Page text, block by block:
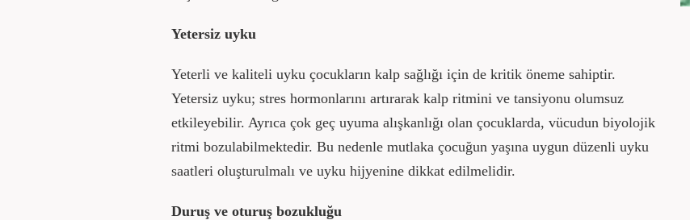
Yetersiz uyku
Yeterli ve kaliteli uyku çocukların kalp sağlığı için de kritik öneme sahiptir.
Yetersiz uyku; stres hormonlarını artırarak kalp ritmini ve tansiyonu olumsuz
etkileyebilir. Ayrıca çok geç uyuma alışkanlığı olan çocuklarda, vücudun biyolojik
ritmi bozulabilmektedir. Bu nedenle mutlaka çocuğun yaşına uygun düzenli uyku
saatleri oluşturulmalı ve uyku hijyenine dikkat edilmelidir.
Duruş ve oturuş bozukluğu